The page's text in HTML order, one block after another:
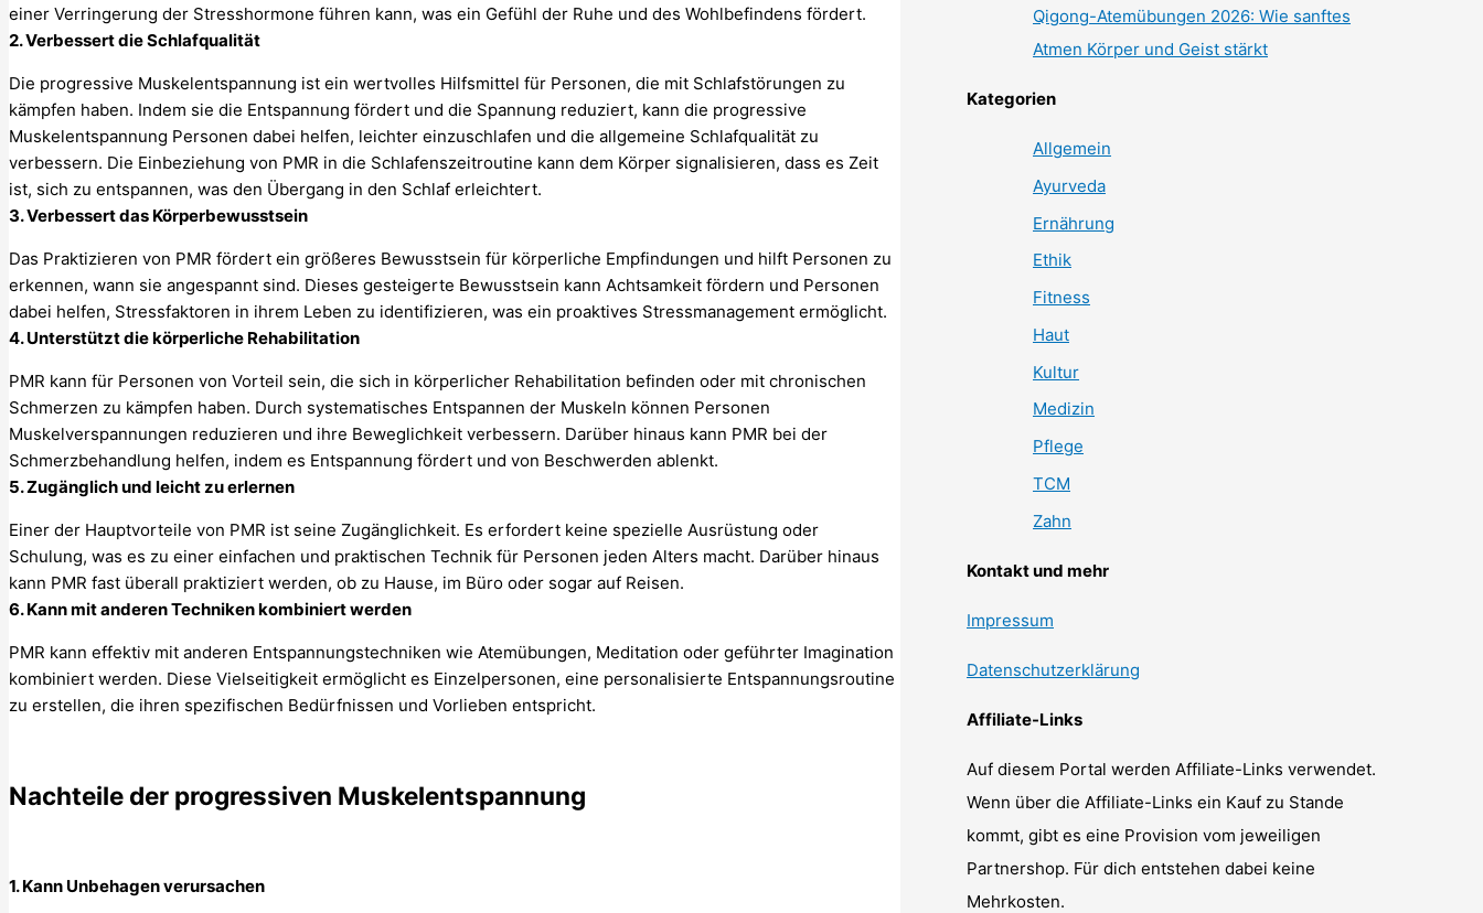
einer Verringerung der Stresshormone führen kann, was ein Gefühl der Ruhe und des Wohlbefindens fördert.
2. Verbessert die Schlafqualität
Die progressive Muskelentspannung ist ein wertvolles Hilfsmittel für Personen, die mit Schlafstörungen zu
kämpfen haben. Indem sie die Entspannung fördert und die Spannung reduziert, kann die progressive
Muskelentspannung Personen dabei helfen, leichter einzuschlafen und die allgemeine Schlafqualität zu
verbessern. Die Einbeziehung von PMR in die Schlafenszeitroutine kann dem Körper signalisieren, dass es Zeit
ist, sich zu entspannen, was den Übergang in den Schlaf erleichtert.
3. Verbessert das Körperbewusstsein
Das Praktizieren von PMR fördert ein größeres Bewusstsein für körperliche Empfindungen und hilft Personen zu
erkennen, wann sie angespannt sind. Dieses gesteigerte Bewusstsein kann Achtsamkeit fördern und Personen
dabei helfen, Stressfaktoren in ihrem Leben zu identifizieren, was ein proaktives Stressmanagement ermöglicht.
4. Unterstützt die körperliche Rehabilitation
PMR kann für Personen von Vorteil sein, die sich in körperlicher Rehabilitation befinden oder mit chronischen
Schmerzen zu kämpfen haben. Durch systematisches Entspannen der Muskeln können Personen
Muskelverspannungen reduzieren und ihre Beweglichkeit verbessern. Darüber hinaus kann PMR bei der
Schmerzbehandlung helfen, indem es Entspannung fördert und von Beschwerden ablenkt.
5. Zugänglich und leicht zu erlernen
Einer der Hauptvorteile von PMR ist seine Zugänglichkeit. Es erfordert keine spezielle Ausrüstung oder
Schulung, was es zu einer einfachen und praktischen Technik für Personen jeden Alters macht. Darüber hinaus
kann PMR fast überall praktiziert werden, ob zu Hause, im Büro oder sogar auf Reisen.
6. Kann mit anderen Techniken kombiniert werden
PMR kann effektiv mit anderen Entspannungstechniken wie Atemübungen, Meditation oder geführter Imagination
kombiniert werden. Diese Vielseitigkeit ermöglicht es Einzelpersonen, eine personalisierte Entspannungsroutine
zu erstellen, die ihren spezifischen Bedürfnissen und Vorlieben entspricht.
Nachteile der progressiven Muskelentspannung
1. Kann Unbehagen verursachen
Qigong-Atemübungen 2026: Wie sanftes
Atmen Körper und Geist stärkt
Kategorien
Allgemein
Ayurveda
Ernährung
Ethik
Fitness
Haut
Kultur
Medizin
Pflege
TCM
Zahn
Kontakt und mehr
Impressum
Datenschutzerklärung
Affiliate-Links
Auf diesem Portal werden Affiliate-Links verwendet.
Wenn über die Affiliate-Links ein Kauf zu Stande
kommt, gibt es eine Provision vom jeweiligen
Partnershop. Für dich entstehen dabei keine
Mehrkosten.